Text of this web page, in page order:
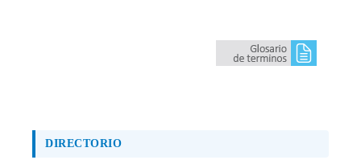
DIRECTORIO